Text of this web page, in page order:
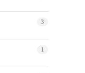
3
1